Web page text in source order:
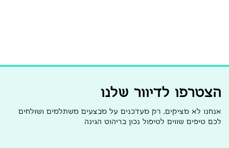
הצטרפו לדיוור שלנו
אנחנו לא מציקים, רק מעדכנים על מבצעים משתלמים ושולחים
לכם טיפים שווים לטיפול נכון בריהוט הגינה